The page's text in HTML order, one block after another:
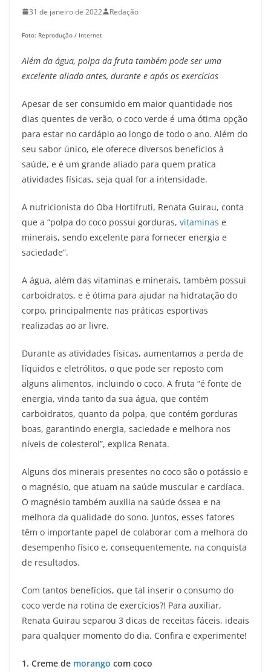
31 de janeiro de 2022 Redação
Foto: Reprodução / Internet
Além da água, polpa da fruta também pode ser uma
excelente aliada antes, durante e após os exercícios
Apesar de ser consumido em maior quantidade nos
dias quentes de verão, o coco verde é uma ótima opção
para estar no cardápio ao longo de todo o ano. Além do
seu sabor único, ele oferece diversos benefícios à
saúde, e é um grande aliado para quem pratica
atividades físicas, seja qual for a intensidade.
A nutricionista do Oba Hortifruti, Renata Guirau, conta
que a “polpa do coco possui gorduras, vitaminas e
minerais, sendo excelente para fornecer energia e
saciedade”.
A água, além das vitaminas e minerais, também possui
carboidratos, e é ótima para ajudar na hidratação do
corpo, principalmente nas práticas esportivas
realizadas ao ar livre.
Durante as atividades físicas, aumentamos a perda de
líquidos e eletrólitos, o que pode ser reposto com
alguns alimentos, incluindo o coco. A fruta “é fonte de
energia, vinda tanto da sua água, que contém
carboidratos, quanto da polpa, que contém gorduras
boas, garantindo energia, saciedade e melhora nos
níveis de colesterol”, explica Renata.
Alguns dos minerais presentes no coco são o potássio e
o magnésio, que atuam na saúde muscular e cardíaca.
O magnésio também auxilia na saúde óssea e na
melhora da qualidade do sono. Juntos, esses fatores
têm o importante papel de colaborar com a melhora do
desempenho físico e, consequentemente, na conquista
de resultados.
Com tantos benefícios, que tal inserir o consumo do
coco verde na rotina de exercícios?! Para auxiliar,
Renata Guirau separou 3 dicas de receitas fáceis, ideais
para qualquer momento do dia. Confira e experimente!
1. Creme de morango com coco